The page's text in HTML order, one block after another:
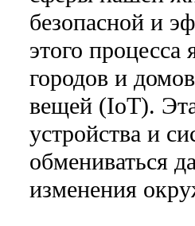
безопасной и
этого
городов и
вещей (IoT).
устройства и
обмениваться
изменения